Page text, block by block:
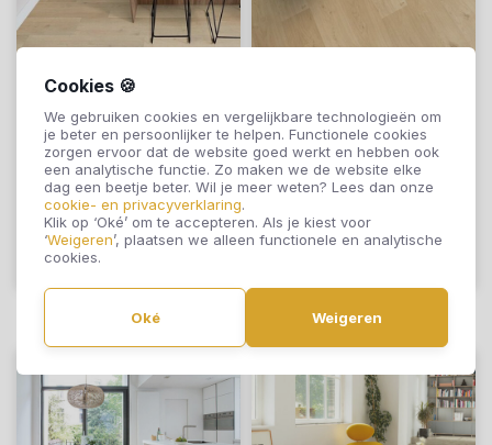
Cookies 🍪
We gebruiken cookies en vergelijkbare technologieën om
je beter en persoonlijker te helpen. Functionele cookies
zorgen ervoor dat de website goed werkt en hebben ook
een analytische functie. Zo maken we de website elke
dag een beetje beter. Wil je meer weten? Lees dan onze
cookie- en privacyverklaring.
Klik op ‘Oké’ om te accepteren. Als je kiest voor
‘Weigeren’, plaatsen we alleen functionele en analytische
cookies.
Oké Weigeren
Ambiant Aachen
Beige Eiken 0026
€26,95
Offerte aanvragen
Alpha Rigid Blos
Base Kusteik Beige
AVSPT40321
€43,95